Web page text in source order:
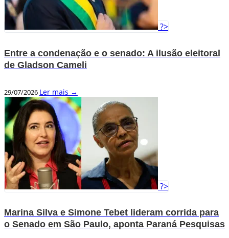
?>
Entre a condenação e o senado: A ilusão eleitoral
de Gladson Cameli
29/07/2026 Ler mais →
?>
Marina Silva e Simone Tebet lideram corrida para
o Senado em São Paulo, aponta Paraná Pesquisas